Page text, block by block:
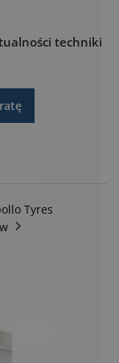
techniki
Tyres